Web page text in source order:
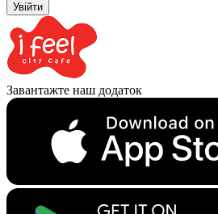
Увійти
Завантажте наш додаток